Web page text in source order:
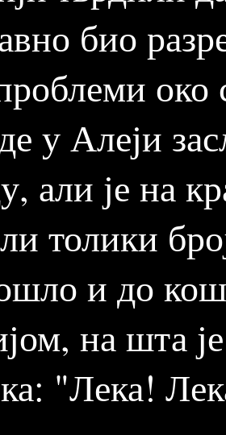
био
у Алеји
али је на
толики
и до
на шта
"Лека!